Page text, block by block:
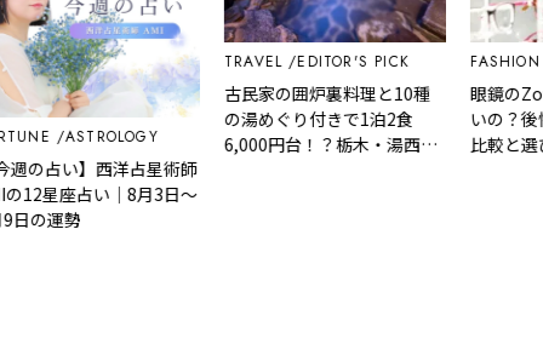
ASTROLOGY
の占い】西洋占星術師
星座占い｜8月3日～
の運勢
TRAVEL EDITOR'S PICK
古民家の囲炉裏料理と10種
の湯めぐり付きで1泊2食
6,000円台！？栃木・湯西川
FASHION
眼鏡の
いの？後
比較と選